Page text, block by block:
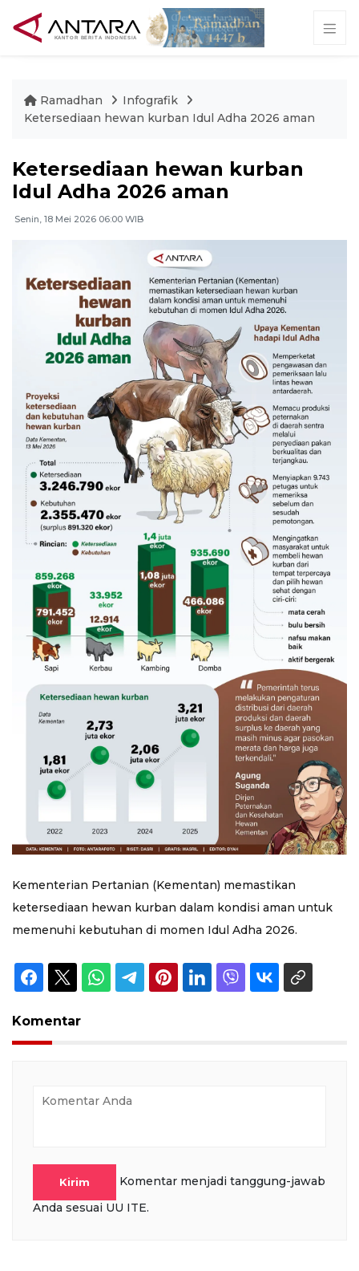
Ramadhan
Infografik
Ketersediaan hewan kurban Idul Adha 2026 aman
Ketersediaan hewan kurban
Idul Adha 2026 aman
Senin, 18 Mei 2026 06:00 WIB
Kementerian Pertanian (Kementan) memastikan
ketersediaan hewan kurban dalam kondisi aman untuk
memenuhi kebutuhan di momen Idul Adha 2026.
Komentar
Kirim
Komentar menjadi tanggung-jawab
Anda sesuai UU ITE.